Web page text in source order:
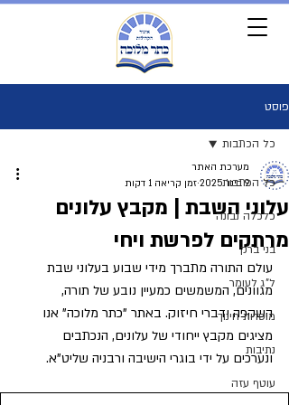
פוסט
כל הכתבות
כלכלה נבונה
בני ברק
ל"ג לעומר
מוסדות חינוך
נתיבות
עוטף עזה
כל הכתבות
עלוני השבת | מקבץ עלונים
מרתקים לפרשת ויחי
מערכת האתר
9 בינו׳ 2025
זמן קריאה 1 דקות
עולם התורה מתברך מידי שבוע בעלוני שבת
מגוונים, המשמשים כמעיין נובע של תורה,
השקפה ודברי חיזוק. באתר "כתר מלוכה" אנו
מציגים מקבץ ייחודי של עלונים, הנכתבים
ונערכים על ידי בוגרי הישיבה ורבניה שליט"א.